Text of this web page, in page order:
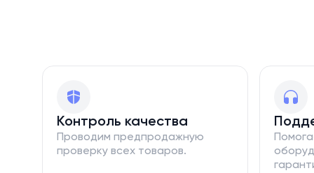
Контроль качества
Проводим предпродажную
проверку всех товаров.